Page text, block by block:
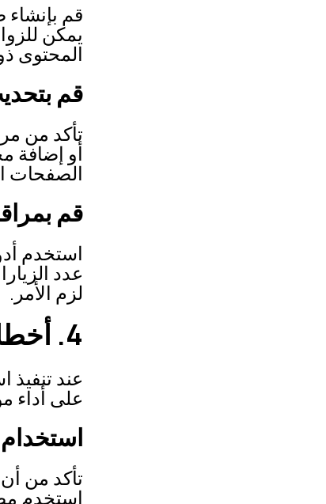
قم
يمكن
المحتوى
قم
تأكد من
أو إضافة
الصفحات
قم
استخدم
عدد
لزم الأمر.
4. أخطاء شائعة في استراتيجية الروابط الداخلية
عند تنفيذ
على أداء
تأكد من
استخدم